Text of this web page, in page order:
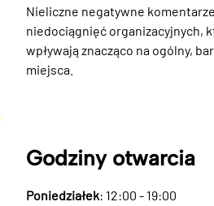
Nieliczne negatywne
niedociągnięć organizacyjnych,
wpływają znacząco na ogólny,
miejsca.
Godziny otwarcia
Poniedziałek: 12:00 - 19:00